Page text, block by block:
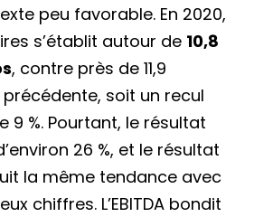
peu favorable. En 2020,
s’établit autour de 10,8
, contre près de 11,9
précédente, soit un recul
9 %. Pourtant, le résultat
26 %, et le résultat
la même tendance avec
chiffres. L’EBITDA bondit